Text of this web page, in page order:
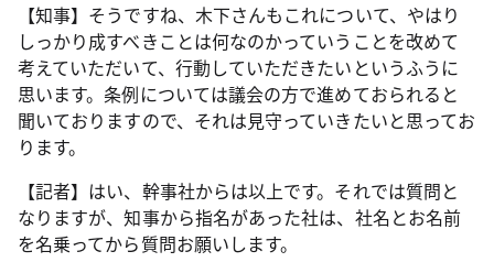
【知事】そうですね、木下さんもこれについて、やはり
しっかり成すべきことは何なのかっていうことを改めて
考えていただいて、行動していただきたいというふうに
思います。条例については議会の方で進めておられると
聞いておりますので、それは見守っていきたいと思ってお
ります。
【記者】はい、幹事社からは以上です。それでは質問と
なりますが、知事から指名があった社は、社名とお名前
を名乗ってから質問お願いします。